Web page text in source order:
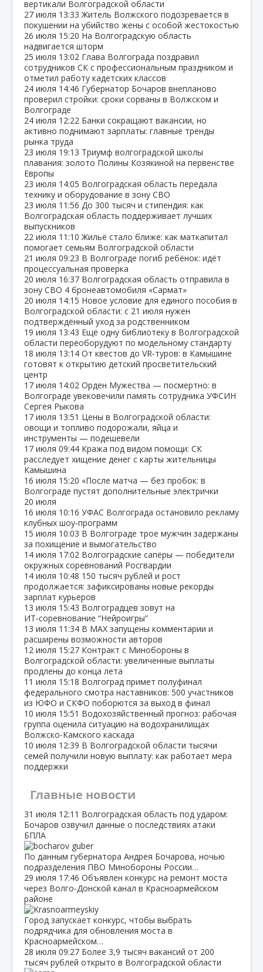
вертикали Волгоградской области
27 июля 13:33 Житель Волжского подозревается в
покушении на убийство жены с особой жестокостью
26 июля 15:20 На Волгоградскую область
надвигается шторм
25 июля 13:02 Глава Волгограда поздравил
сотрудников СК с профессиональным праздником и
отметил работу кадетских классов
24 июля 14:46 Губернатор Бочаров внепланово
проверил стройки: сроки сорваны в Волжском и
Волгограде
24 июля 12:22 Банки сокращают вакансии, но
активно поднимают зарплаты: главные тренды
рынка труда
23 июля 19:13 Триумф волгоградской школы
плавания: золото Полины Козякиной на первенстве
Европы
23 июля 14:05 Волгоградская область передала
технику и оборудование в зону СВО
23 июля 11:56 До 300 тысяч и стипендия: как
Волгоградская область поддерживает лучших
выпускников
22 июля 11:10 Жильё стало ближе: как маткапитал
помогает семьям Волгоградской области
21 июля 09:23 В Волгограде погиб ребёнок: идёт
процессуальная проверка
20 июля 16:37 Волгоградская область отправила в
зону СВО 4 бронеавтомобиля «Сармат»
20 июля 14:15 Новое условие для единого пособия в
Волгоградской области: с 21 июля нужен
подтверждённый уход за родственником
19 июля 13:43 Ещё одну библиотеку в Волгоградской
области переоборудуют по модельному стандарту
18 июля 13:14 От квестов до VR‑туров: в Камышине
готовят к открытию детский просветительский
центр
17 июля 14:02 Орден Мужества — посмертно: в
Волгограде увековечили память сотрудника УФСИН
Сергея Рыкова
17 июля 13:51 Цены в Волгоградской области:
овощи и топливо подорожали, яйца и
инструменты — подешевели
17 июля 09:44 Кража под видом помощи: СК
расследует хищение денег с карты жительницы
Камышина
16 июля 15:20 «После матча — без пробок: в
Волгограде пустят дополнительные электрички
20 июля
16 июля 10:16 УФАС Волгограда остановило рекламу
клубных шоу‑программ
15 июля 10:03 В Волгограде трое мужчин задержаны
за похищение и вымогательство
14 июля 17:02 Волгоградские сапёры — победители
окружных соревнований Росгвардии
14 июля 10:48 150 тысяч рублей и рост
продолжается: зафиксированы новые рекорды
зарплат курьеров
13 июля 15:43 Волгоградцев зовут на
ИТ‑соревнование “Нейроигры”
13 июля 11:34 В МАХ запущены комментарии и
расширены возможности авторов
12 июля 15:27 Контракт с Минобороны в
Волгоградской области: увеличенные выплаты
продлены до конца лета
11 июля 15:18 Волгоград примет полуфинал
федерального смотра наставников: 500 участников
из ЮФО и СКФО поборются за выход в финал
10 июля 15:51 Водохозяйственный прогноз: рабочая
группа оценила ситуацию на водохранилищах
Волжско‑Камского каскада
10 июля 12:39 В Волгоградской области тысячи
семей получили новую выплату: как работает мера
поддержки
Главные новости
31 июля 12:11 Волгоградская область под ударом:
Бочаров озвучил данные о последствиях атаки
БПЛА
По данным губернатора Андрея Бочарова, ночью
подразделения ПВО Минобороны России…
29 июля 17:46 Объявлен конкурс на ремонт моста
через Волго‑Донской канал в Красноармейском
районе
Город запускает конкурс, чтобы выбрать
подрядчика для обновления моста в
Красноармейском…
28 июля 09:27 Более 3,9 тысяч вакансий от 200
тысяч рублей открыто в Волгоградской области